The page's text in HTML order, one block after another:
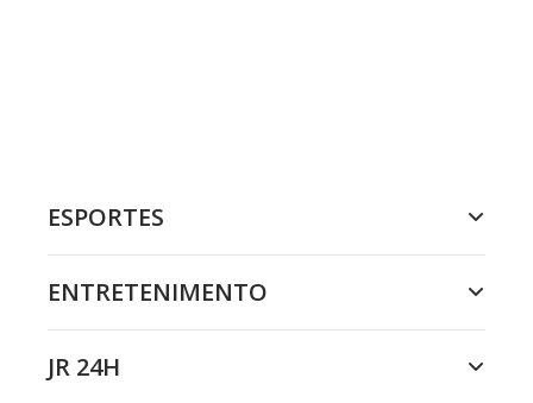
ESPORTES
ENTRETENIMENTO
JR 24H